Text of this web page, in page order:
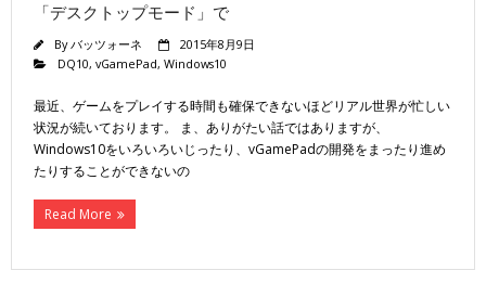
「デスクトップモード」で
Byバッツォーネ
2015年8月9日
DQ10, vGamePad, Windows10
最近、ゲームをプレイする時間も確保できないほどリアル世界が忙しい
状況が続いております。 ま、ありがたい話ではありますが、
Windows10をいろいろいじったり、vGamePadの開発をまったり進め
たりすることができないの
Read More